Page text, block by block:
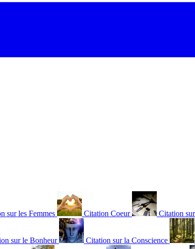
sur les Femmes Citation Coeur Citation
sur le Bonheur Citation sur la Conscience